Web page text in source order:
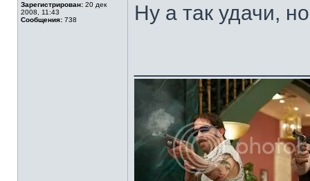
Зарегистрирован: 20 дек
2008, 11:43
Сообщения: 738
Ну а так удачи,